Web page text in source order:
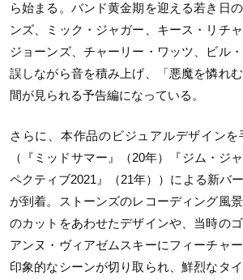
ら始まる。バンド黄金期を迎える若き日
ンズ、ミック・ジャガー、キース・リチ
ジョーンズ、チャーリー・ワッツ、ビル
誤しながら音を積み上げ、「悪魔を憐れ
間が見られる予告編になっている。
さらに、本作品のビジュアルデザイン
（『ミッドサマー』（20年）『ジム・ジ
ペクティブ2021 』（21年））による新バ
が到着。ストーンズのレコーディング風
のカットをあわせたデザインや、当時のゴ
アンヌ・ヴィアゼムスキーにフィーチャ
印象的なシーンが切り取られ、鮮烈なタ